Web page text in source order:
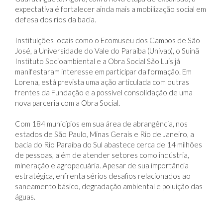
envolvendo dois grupos que monitoram três pontos do Rio
Paraíba do Sul nos municípios de Aparecida e
expectativa é fortalecer ainda mais a mobilização social em
defesa dos rios da bacia.
Instituições locais como o Ecomuseu dos Campos de São
José, a Universidade do Vale do Paraíba (Univap), o Suinã
Instituto Socioambiental e a Obra Social São Luís já
manifestaram interesse em participar da formação. Em
Lorena, está prevista uma ação articulada com outras
frentes da Fundação e a possível consolidação de uma
nova parceria com a Obra Social.
Com 184 municípios em sua área de abrangência, nos
estados de São Paulo, Minas Gerais e Rio de Janeiro, a
bacia do Rio Paraíba do Sul abastece cerca de 14 milhões
de pessoas, além de atender setores como indústria,
mineração e agropecuária. Apesar de sua importância
estratégica, enfrenta sérios desafios relacionados ao